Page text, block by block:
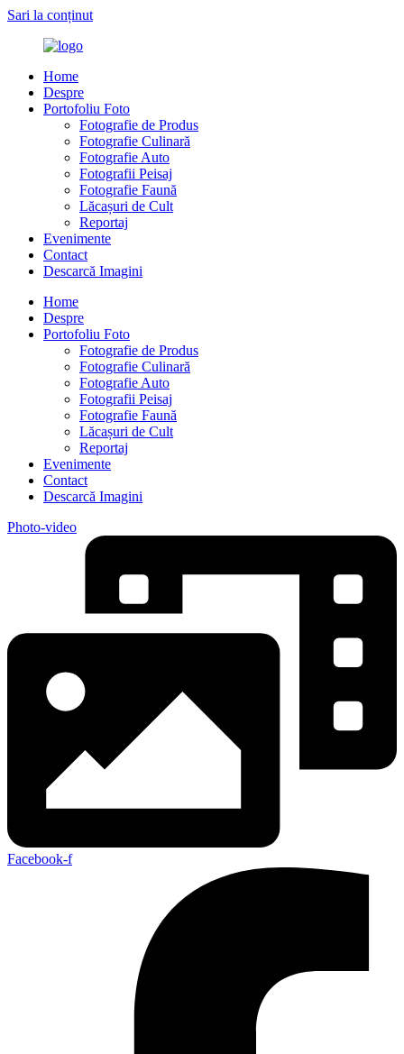
Sari la conținut
Home
Despre
Portofoliu Foto
Fotografie de Produs
Fotografie Culinară
Fotografie Auto
Fotografii Peisaj
Fotografie Faună
Lăcașuri de Cult
Reportaj
Evenimente
Contact
Descarcă Imagini
Home
Despre
Portofoliu Foto
Fotografie de Produs
Fotografie Culinară
Fotografie Auto
Fotografii Peisaj
Fotografie Faună
Lăcașuri de Cult
Reportaj
Evenimente
Contact
Descarcă Imagini
Photo-video
Facebook-f